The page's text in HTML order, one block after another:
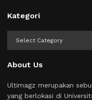
Kategori
About Us
Ultimagz merupakan
yang berlokasi di